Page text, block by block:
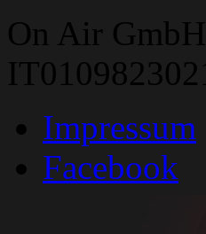
On Air
Impressum
Facebook